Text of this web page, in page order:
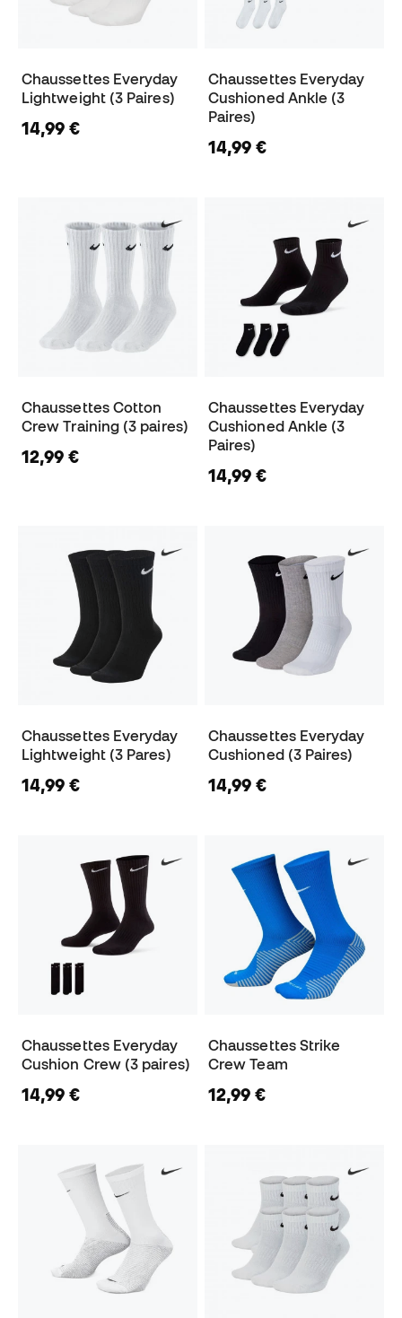
Chaussettes Everyday
Lightweight (3 Paires)
14,99 €
Chaussettes Everyday
Cushioned Ankle (3
Paires)
14,99 €
Chaussettes Cotton
Crew Training (3 paires)
12,99 €
Chaussettes Everyday
Cushioned Ankle (3
Paires)
14,99 €
Chaussettes Everyday
Lightweight (3 Pares)
14,99 €
Chaussettes Everyday
Cushioned (3 Paires)
14,99 €
Chaussettes Everyday
Cushion Crew (3 paires)
14,99 €
Chaussettes Strike
Crew Team
12,99 €